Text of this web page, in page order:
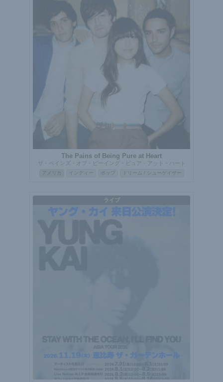
The Pains of Being Pure at Heart
ザ・ペインズ・オブ・ビーイング・ピュア・アット・ハート
アメリカ インディー ポップ ドリーム / シューゲイザー
ライブ